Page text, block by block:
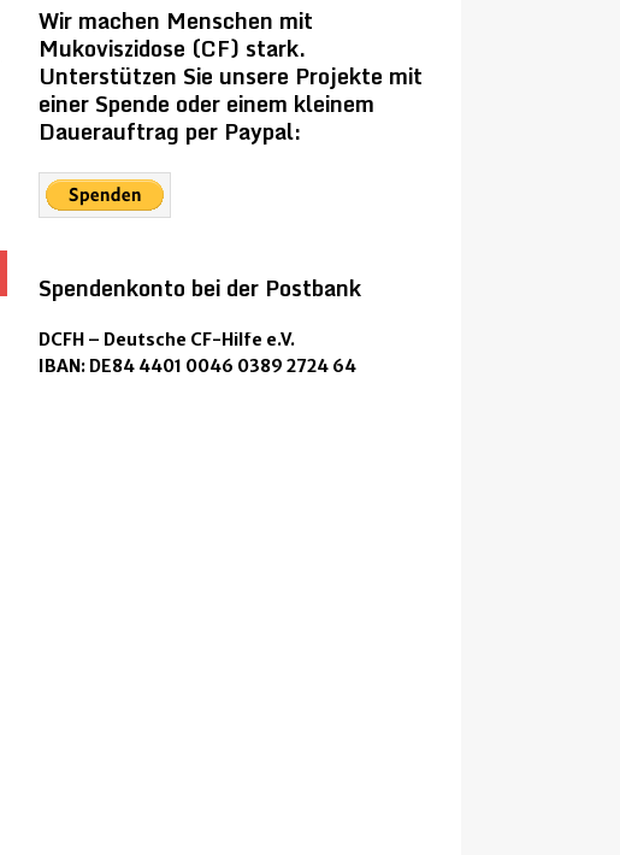
Wir machen Menschen mit
Mukoviszidose (CF) stark.
Unterstützen Sie unsere Projekte mit
einer Spende oder einem kleinem
Dauerauftrag per Paypal:
Spendenkonto bei der Postbank
DCFH – Deutsche CF-Hilfe e.V.
IBAN: DE84 4401 0046 0389 2724 64